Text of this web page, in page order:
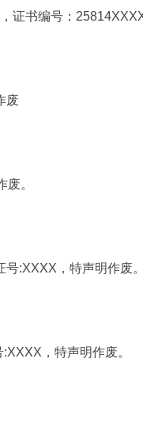
证书编号：
废
。
:XXXX，特声明作废。
，特声明作废。